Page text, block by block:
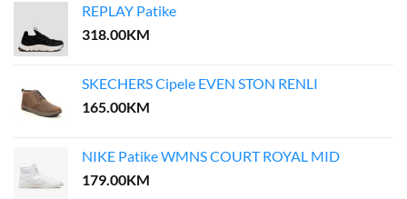
REPLAY Patike
318.00KM
SKECHERS Cipele EVEN STON RENLI
165.00KM
NIKE Patike WMNS COURT ROYAL MID
179.00KM